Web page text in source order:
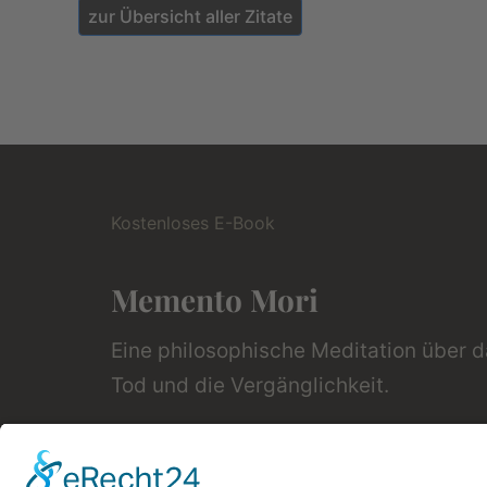
zur Übersicht aller Zitate
Kostenloses E-Book
Memento Mori
Eine philosophische Meditation über
Tod und die Vergänglichkeit.